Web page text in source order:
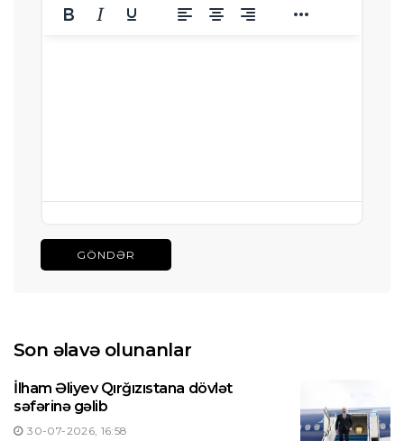
GÖNDƏR
Son əlavə olunanlar
İlham Əliyev Qırğızıstana dövlət
səfərinə gəlib
30-07-2026, 16:58